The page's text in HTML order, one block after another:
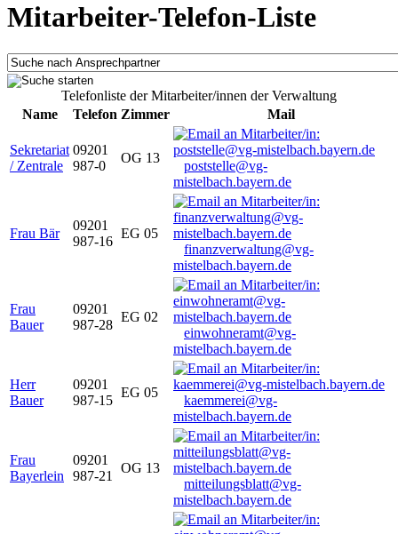
Mitarbeiter-Telefon-Liste
Telefonliste der Mitarbeiter/innen der Verwaltung
Name
Telefon Zimmer Mail
Sekretariat
/ Zentrale
09201
987-0
OG 13
poststelle@vg-
mistelbach.bayern.de
Frau Bär
09201
987-16
EG 05
finanzverwaltung@vg-
mistelbach.bayern.de
Frau
Bauer
09201
987-28
EG 02
einwohneramt@vg-
mistelbach.bayern.de
Herr
Bauer
09201
987-15
EG 05
kaemmerei@vg-
mistelbach.bayern.de
Frau
Bayerlein
09201
987-21
OG 13
mitteilungsblatt@vg-
mistelbach.bayern.de